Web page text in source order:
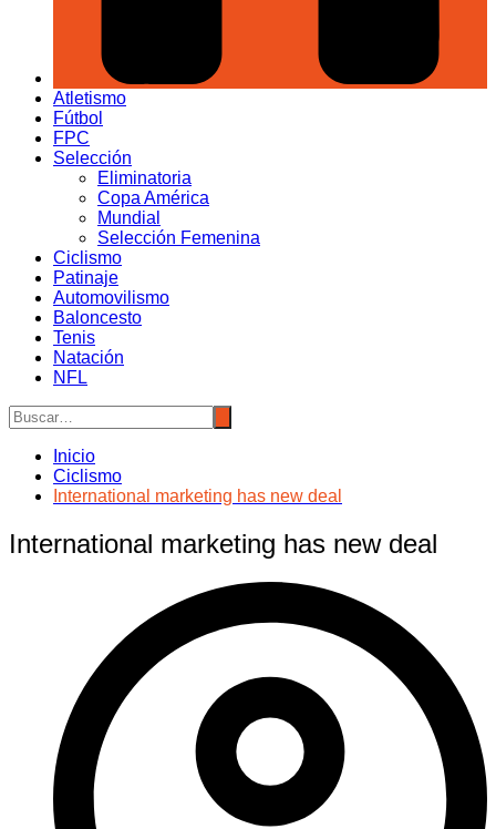
Atletismo
Fútbol
FPC
Selección
Eliminatoria
Copa América
Mundial
Selección Femenina
Ciclismo
Patinaje
Automovilismo
Baloncesto
Tenis
Natación
NFL
Inicio
Ciclismo
International marketing has new deal
International marketing has new deal